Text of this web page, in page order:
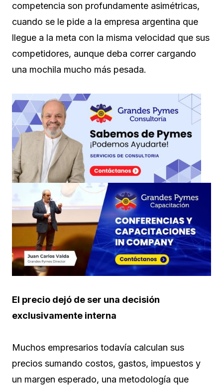
competencia son profundamente asimétricas,
cuando se le pide a la empresa argentina que
llegue a la meta con la misma velocidad que sus
competidores, aunque deba correr cargando
una mochila mucho más pesada.
El precio dejó de ser una decisión
exclusivamente interna
Muchos empresarios todavía calculan sus
precios sumando costos, gastos, impuestos y
un margen esperado, una metodología que